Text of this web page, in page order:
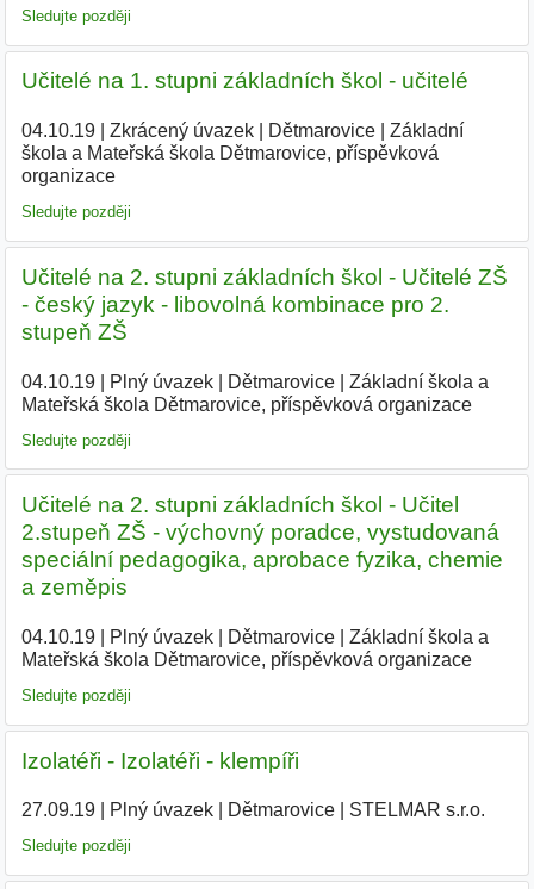
Sledujte později
Učitelé na 1. stupni základních škol - učitelé
04.10.19| Zkrácený úvazek| Dětmarovice|
Základní
škola a Mateřská škola Dětmarovice, příspěvková
organizace|
Sledujte později
Učitelé na 2. stupni základních škol - Učitelé ZŠ
- český jazyk - libovolná kombinace pro 2.
stupeň ZŠ
04.10.19| Plný úvazek| Dětmarovice|
Základní škola a
Mateřská škola Dětmarovice, příspěvková organizace|
Sledujte později
Učitelé na 2. stupni základních škol - Učitel
2.stupeň ZŠ - výchovný poradce, vystudovaná
speciální pedagogika, aprobace fyzika, chemie
a zeměpis
04.10.19| Plný úvazek| Dětmarovice|
Základní škola a
Mateřská škola Dětmarovice, příspěvková organizace|
Sledujte později
Izolatéři - Izolatéři - klempíři
27.09.19| Plný úvazek| Dětmarovice| STELMAR s.r.o.
Sledujte později